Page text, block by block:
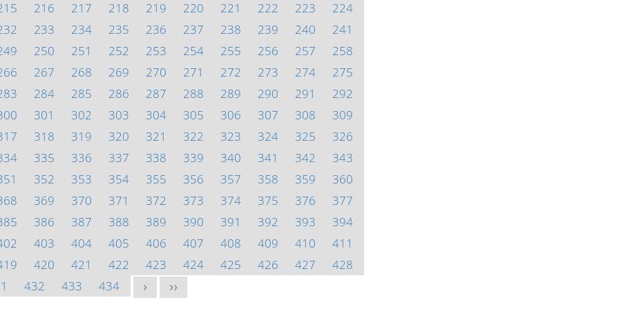
216 217 218 219 220 221 222 223
224
233 234 235 236 237 238 239 240
241
250 251 252 253 254 255 256 257
258
267 268 269 270 271 272 273 274
275
284 285 286 287 288 289 290 291
292
301 302 303 304 305 306 307 308
309
318 319 320 321 322 323 324 325
326
335 336 337 338 339 340 341 342
343
352 353 354 355 356 357 358 359
360
369 370 371 372 373 374 375 376
377
386 387 388 389 390 391 392 393
394
403 404 405 406 407 408 409 410
411
420 421 422 423 424 425 426 427
428
432 433 434 > >>